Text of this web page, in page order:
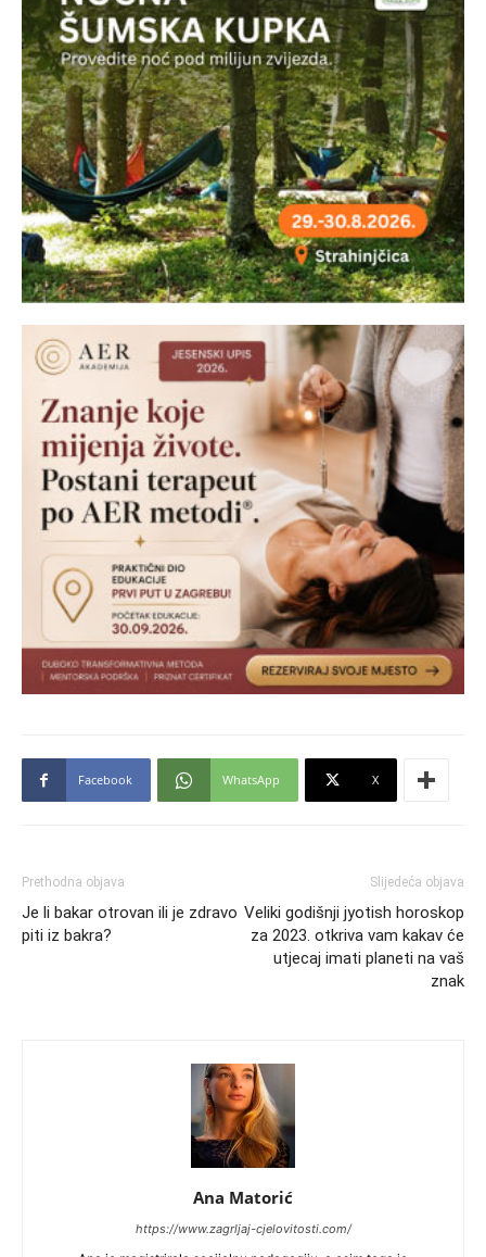
Facebook WhatsApp X
Prethodna objava
Je li bakar otrovan ili je zdravo
piti iz bakra?
Slijedeća objava
Veliki godišnji jyotish horoskop
za 2023. otkriva vam kakav će
utjecaj imati planeti na vaš
znak
Ana Matorić
https://www.zagrljaj-cjelovitosti.com/